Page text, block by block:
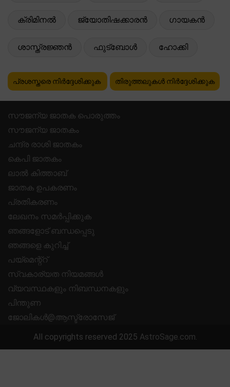
ക്രിമിനൽ ജ്യോതിഷക്കാരൻ ഗായകൻ
ശാസ്ത്രജ്ഞൻ ഫുട്ബോൾ ഹോക്കി
പ്രശസ്തരെ നിർദ്ദേശിക്കുക തിരുത്തലുകൾ നിർദ്ദേശിക്കുക
സൗജന്യ ജാതക പൊരുത്തം
സൗജന്യ ജാതകം
ചന്ദ്ര രാശി ജാതകം
കെപി ജാതകം
ലാൽ കിത്താബ്
ജാതക ഉപകരണം
പ്രതികരണം
ലേഖനം സമർപ്പിക്കുക
ഞങ്ങളോട് ബന്ധപ്പെടു
ഞങ്ങളെ കുറിച്ച്
പയ്മെന്റ്റ്
സ്വകാര്യത നിയമങ്ങൾ
വ്യവസ്ഥകളും നിബന്ധനകളും
പിന്തുണ
ജോലികൾ@ആസ്ട്രോസേജ്
All copyrights reserved 2025 AstroSage.com